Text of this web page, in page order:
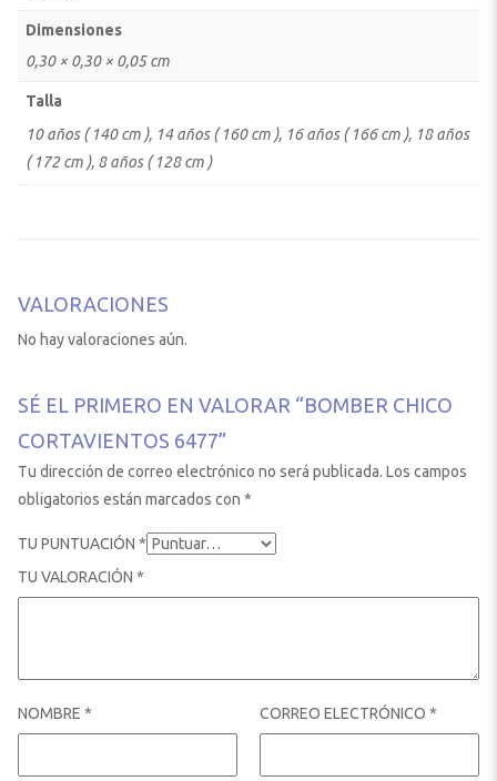
Dimensiones
0,30 × 0,30 × 0,05 cm
Talla
10 años ( 140 cm ), 14 años ( 160 cm ), 16 años ( 166 cm ), 18 años
( 172 cm ), 8 años ( 128 cm )
VALORACIONES
No hay valoraciones aún.
SÉ EL PRIMERO EN VALORAR “BOMBER CHICO
CORTAVIENTOS 6477”
Tu dirección de correo electrónico no será publicada. Los campos
obligatorios están marcados con *
TU PUNTUACIÓN *
TU VALORACIÓN *
NOMBRE * CORREO ELECTRÓNICO *